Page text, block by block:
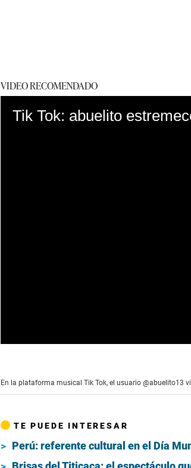
VIDEO RECOMENDADO
secondsVolume
90%
En la plataforma musical Tik Tok, el usuario @abuelito13
TE PUEDE INTERESAR
Perú: referente cultural en el Día